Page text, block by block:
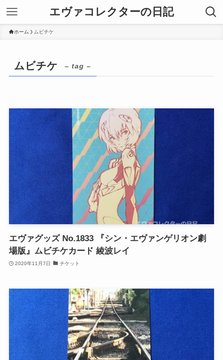
エヴァコレクターの日記
ホーム ムビチケ
ムビチケ – tag –
エヴァグッズ No.1833 『シン・エヴァンゲリオン劇
場版』ムビチケカード 綾波レイ
2020年11月7日 チケット